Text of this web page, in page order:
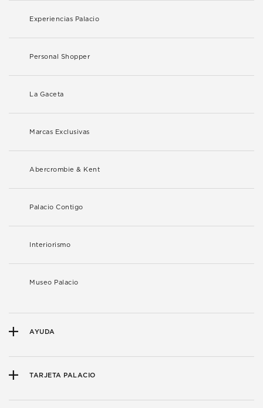
Experiencias Palacio
Personal Shopper
La Gaceta
Marcas Exclusivas
Abercrombie & Kent
Palacio Contigo
Interiorismo
Museo Palacio
AYUDA
TARJETA PALACIO